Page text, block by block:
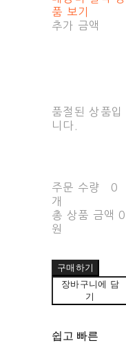
품 보기
추가 금액
품절된 상품입
니다.
주문 수량
0
개
총 상품 금액 0
원
구매하기
장바구니에 담
기
쉽고 빠른